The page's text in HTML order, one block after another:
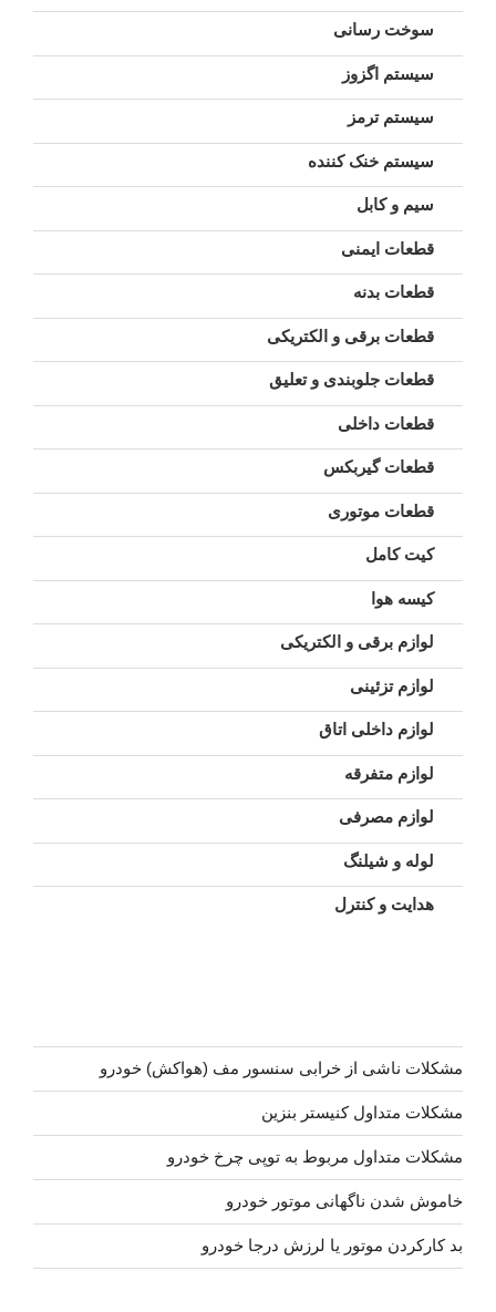
سوخت رسانی
سیستم اگزوز
سیستم ترمز
سیستم خنک کننده
سیم و کابل
قطعات ایمنی
قطعات بدنه
قطعات برقی و الکتریکی
قطعات جلوبندی و تعلیق
قطعات داخلی
قطعات گیربکس
قطعات موتوری
کیت کامل
کیسه هوا
لوازم برقی و الکتریکی
لوازم تزئینی
لوازم داخلی اتاق
لوازم متفرقه
لوازم مصرفی
لوله و شیلنگ
هدایت و کنترل
مشکلات ناشی از خرابی سنسور مف (هواکش) خودرو
مشکلات متداول کنیستر بنزین
مشکلات متداول مربوط به توپی چرخ خودرو
خاموش شدن ناگهانی موتور خودرو
بد کارکردن موتور یا لرزش درجا خودرو